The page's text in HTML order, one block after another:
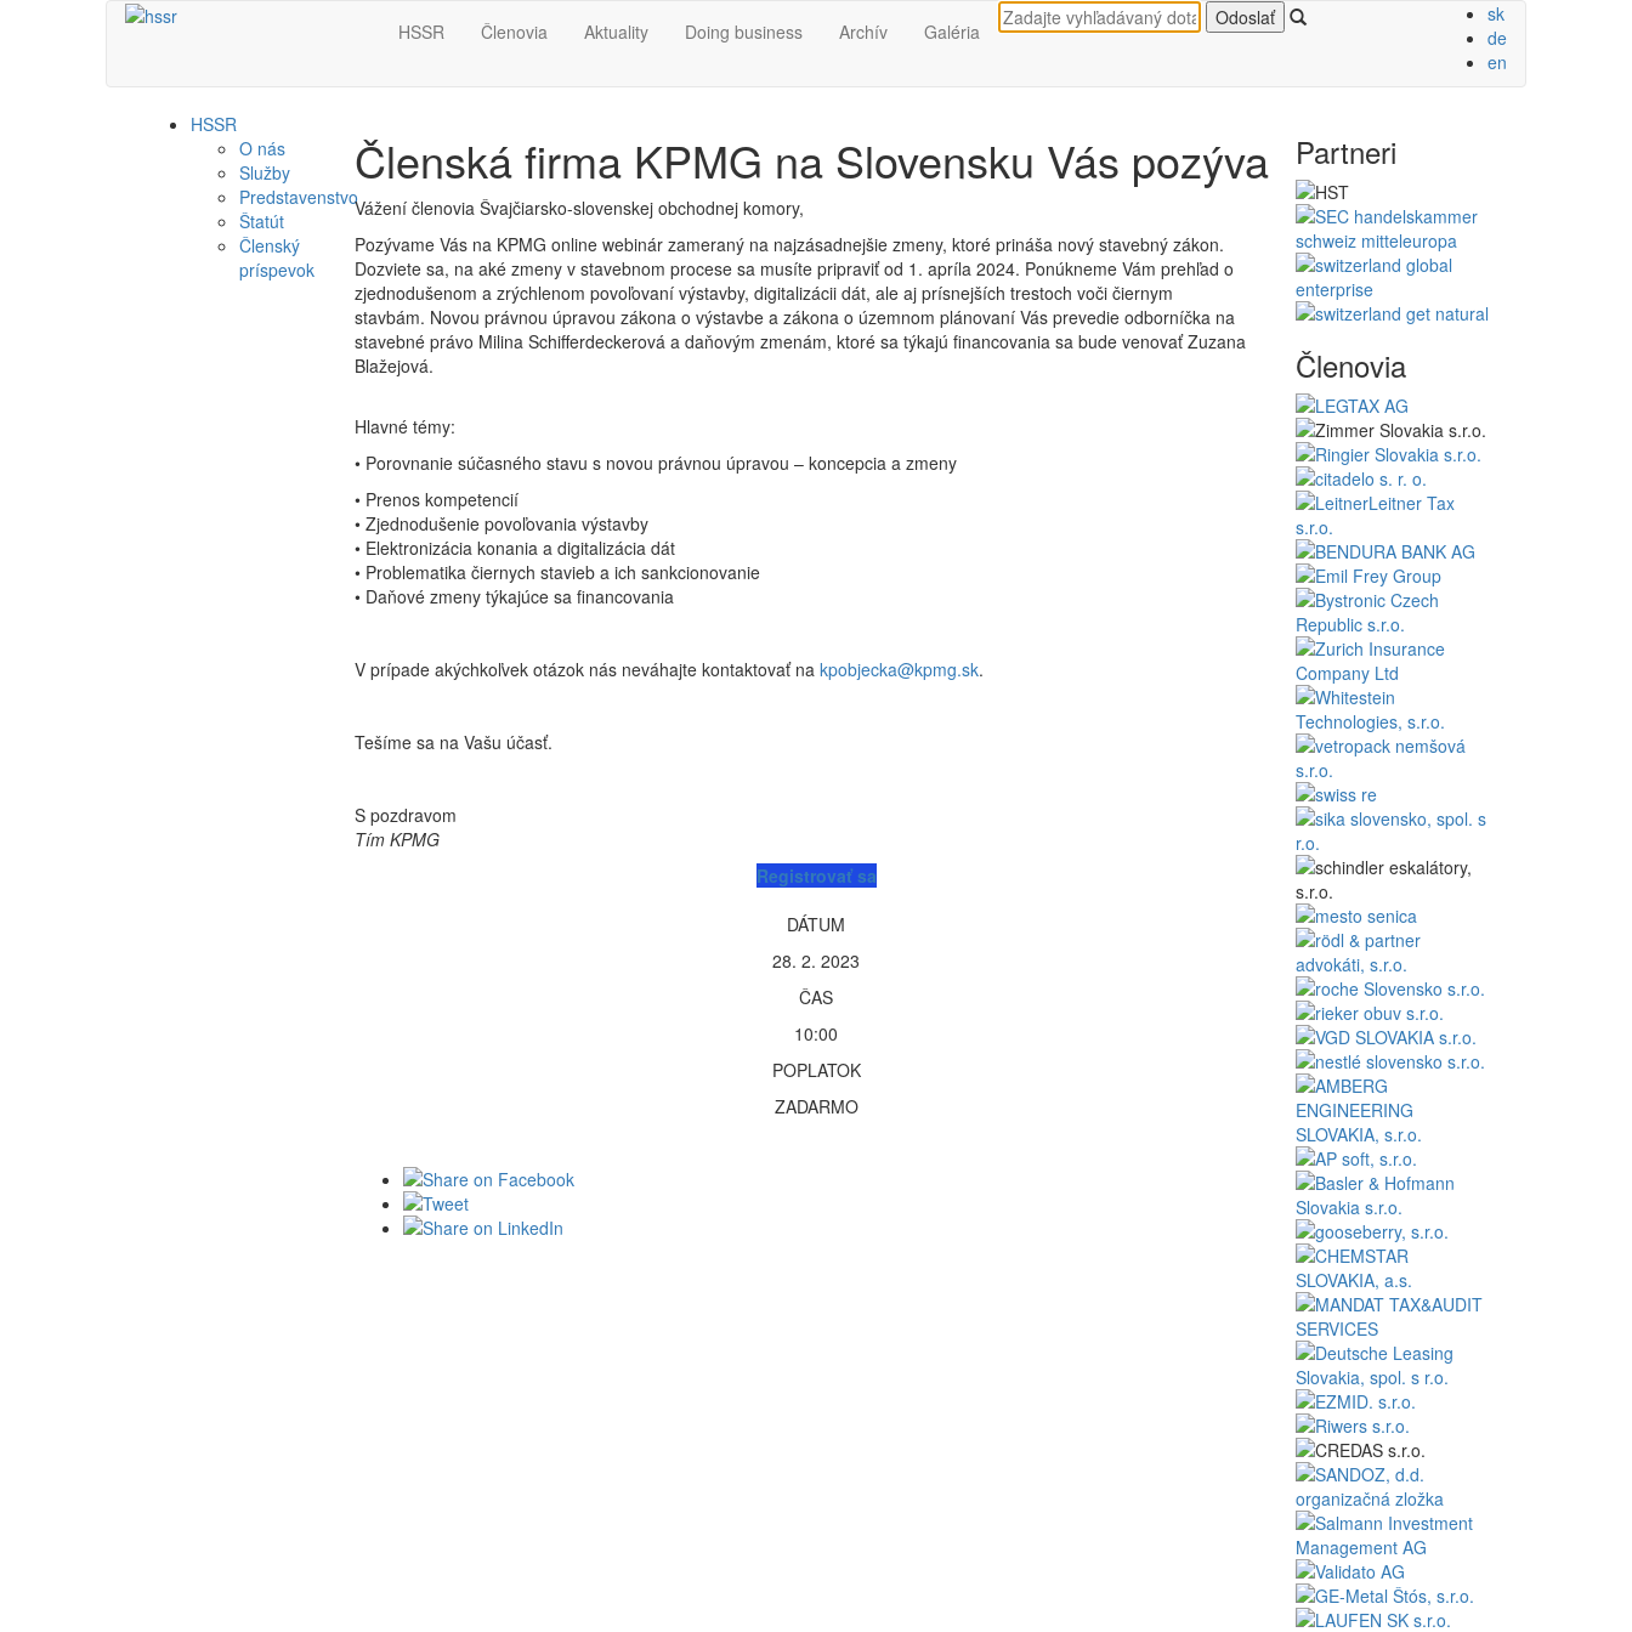
HSSR Členovia Aktuality Doing business Archív Galéria
sk
de
en
HSSR
O nás
Služby
Predstavenstvo
Štatút
Členský
príspevok
Členská firma KPMG na Slovensku Vás pozýva
Vážení členovia Švajčiarsko-slovenskej obchodnej komory,
Pozývame Vás na KPMG online webinár zameraný na najzásadnejšie zmeny, ktoré prináša nový stavebný zákon.
Dozviete sa, na aké zmeny v stavebnom procese sa musíte pripraviť od 1. apríla 2024. Ponúkneme Vám prehľad o
zjednodušenom a zrýchlenom povoľovaní výstavby, digitalizácii dát, ale aj prísnejších trestoch voči čiernym
stavbám. Novou právnou úpravou zákona o výstavbe a zákona o územnom plánovaní Vás prevedie odborníčka na
stavebné právo Milina Schifferdeckerová a daňovým zmenám, ktoré sa týkajú financovania sa bude venovať Zuzana
Blažejová.
Hlavné témy:
• Porovnanie súčasného stavu s novou právnou úpravou – koncepcia a zmeny
• Prenos kompetencií
• Zjednodušenie povoľovania výstavby
• Elektronizácia konania a digitalizácia dát
• Problematika čiernych stavieb a ich sankcionovanie
• Daňové zmeny týkajúce sa financovania
V prípade akýchkoľvek otázok nás neváhajte kontaktovať na kpobjecka@kpmg.sk.
Tešíme sa na Vašu účasť.
S pozdravom
Tím KPMG
Registrovať sa
DÁTUM
28. 2. 2023
ČAS
10:00
POPLATOK
ZADARMO
Partneri
Členovia